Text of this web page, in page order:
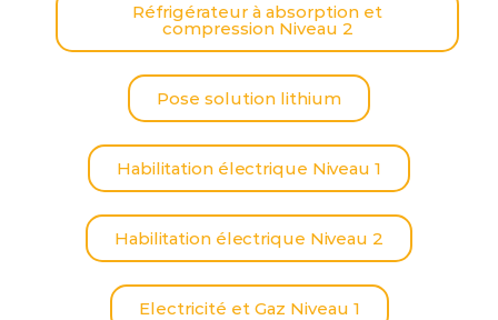
Réfrigérateur à absorption et
compression Niveau 2
Pose solution lithium
Habilitation électrique Niveau 1
Habilitation électrique Niveau 2
Electricité et Gaz Niveau 1